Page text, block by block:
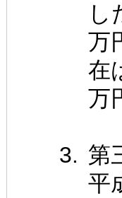
し
万
在
万
第
平